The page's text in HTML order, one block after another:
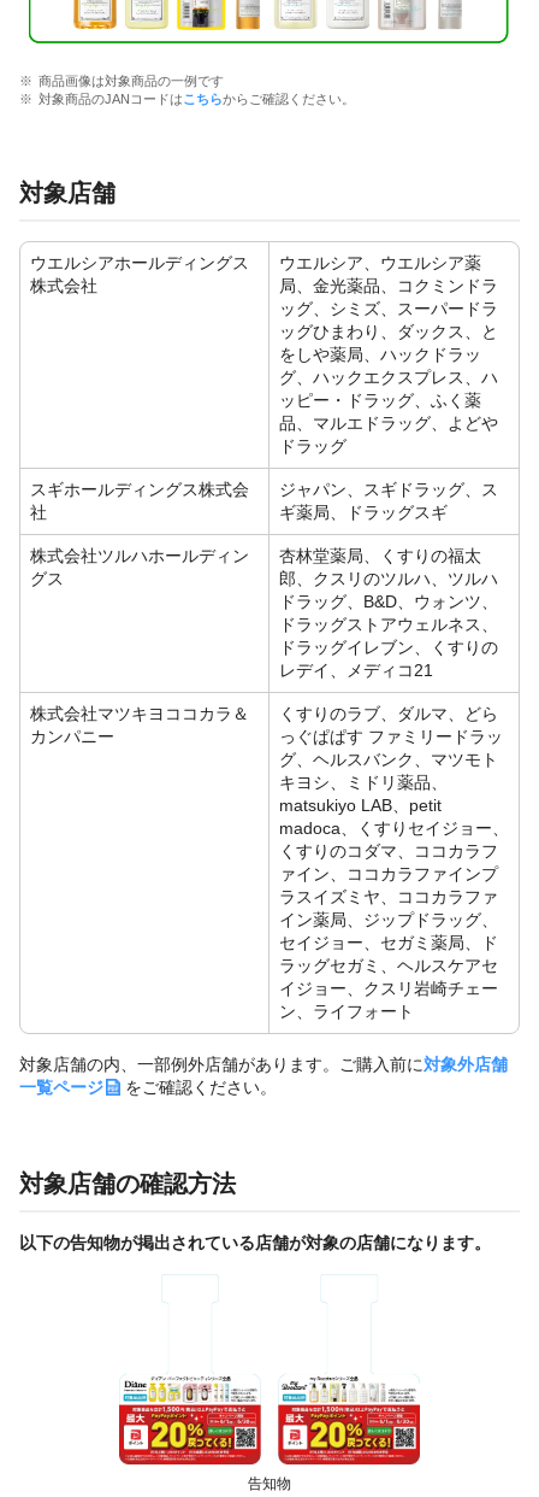
商品画像は対象商品の一例です
対象商品のJANコードはこちらからご確認ください。
対象店舗
ウエルシアホールディングス
株式会社
ウエルシア、ウエルシア薬
局、金光薬品、コクミンドラ
ッグ、シミズ、スーパードラ
ッグひまわり、ダックス、と
をしや薬局、ハックドラッ
グ、ハックエクスプレス、ハ
ッピー・ドラッグ、ふく薬
品、マルエドラッグ、よどや
ドラッグ
スギホールディングス株式会
社
ジャパン、スギドラッグ、ス
ギ薬局、ドラッグスギ
株式会社ツルハホールディン
グス
杏林堂薬局、くすりの福太
郎、クスリのツルハ、ツルハ
ドラッグ、B&D、ウォンツ、
ドラッグストアウェルネス、
ドラッグイレブン、くすりの
レデイ、メディコ21
株式会社マツキヨココカラ＆
カンパニー
くすりのラブ、ダルマ、どら
っぐぱぱす ファミリードラッ
グ、ヘルスバンク、マツモト
キヨシ、ミドリ薬品、
matsukiyo LAB、petit
madoca、くすりセイジョー、
くすりのコダマ、ココカラフ
ァイン、ココカラファインプ
ラスイズミヤ、ココカラファ
イン薬局、ジップドラッグ、
セイジョー、セガミ薬局、ド
ラッグセガミ、ヘルスケアセ
イジョー、クスリ岩崎チェー
ン、ライフォート
対象店舗の内、一部例外店舗があります。ご購入前に対象外店舗
一覧ページ
をご確認ください。
対象店舗の確認方法
以下の告知物が掲出されている店舗が対象の店舗になります。
告知物